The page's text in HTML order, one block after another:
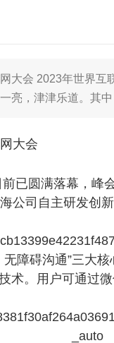
大会 2023年世界互
亮，津津乐道。其
大会
已圆满落幕，峰
公司自主研发创
障碍沟通”三大
术。用户可通过